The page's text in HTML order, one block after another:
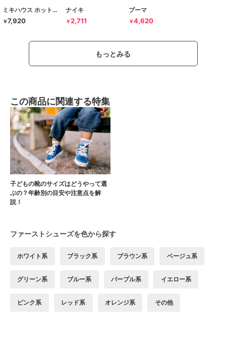
ミキハウス ホットビスケッツ
￥7,920
ナイキ
￥2,711
プーマ
￥4,620
もっとみる
この商品に関連する特集
子どもの靴のサイズはどうやって選
ぶの？年齢別の目安や注意点を解
説！
ファーストシューズを色から探す
ホワイト系 ブラック系 ブラウン系 ベージュ系
グリーン系 ブルー系 パープル系 イエロー系
ピンク系 レッド系 オレンジ系 その他